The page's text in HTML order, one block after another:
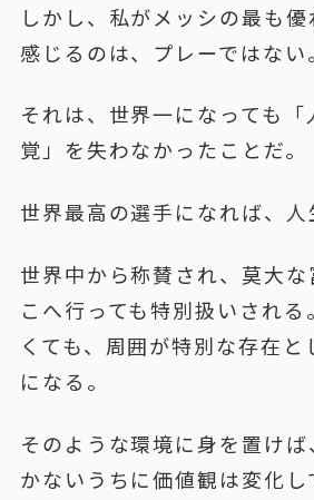
しかし、私がメッシの最も優
感じるのは、プレーではない。
それは、世界一になっても「
覚」を失わなかったことだ。
世界最高の選手になれば、人
世界中から称賛され、莫大
こへ行っても特別扱いされ
くても、周囲が特別な存在と
になる。
そのような環境に身を置け
かないうちに価値観は変化し